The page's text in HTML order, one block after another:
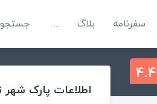
سفرنامه بلاگ ... جستجو
4.4
اطلاعات پارک شهر